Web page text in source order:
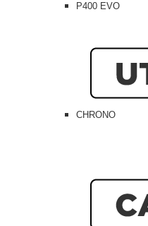
P400 EVO
CHRONO